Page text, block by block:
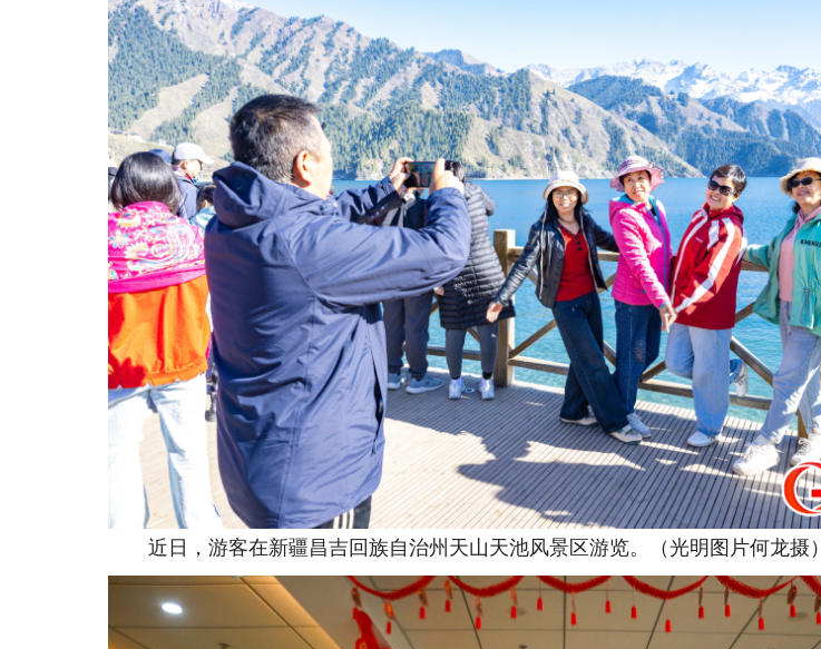
近日，游客在新疆昌吉回族自治州天山天池风景区游览。（光明图片何龙摄）